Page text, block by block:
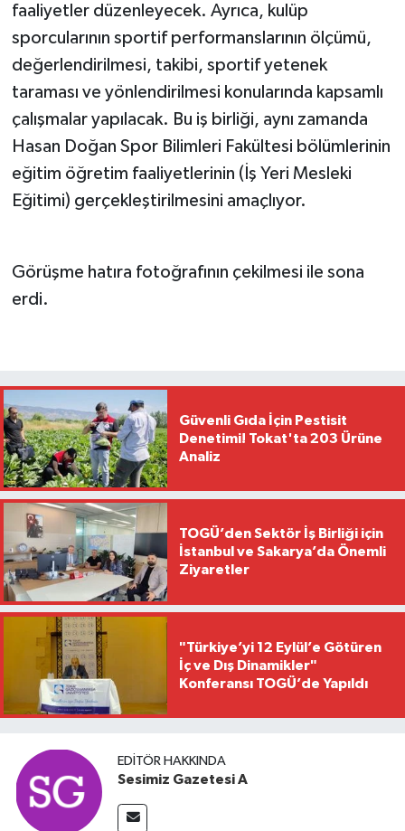
faaliyetler düzenleyecek. Ayrıca, kulüp
sporcularının sportif performanslarının ölçümü,
değerlendirilmesi, takibi, sportif yetenek
taraması ve yönlendirilmesi konularında kapsamlı
çalışmalar yapılacak. Bu iş birliği, aynı zamanda
Hasan Doğan Spor Bilimleri Fakültesi bölümlerinin
eğitim öğretim faaliyetlerinin (İş Yeri Mesleki
Eğitimi) gerçekleştirilmesini amaçlıyor.
Görüşme hatıra fotoğrafının çekilmesi ile sona
erdi.
Güvenli Gıda İçin Pestisit
Denetimi! Tokat'ta 203 Ürüne
Analiz
TOGÜ’den Sektör İş Birliği için
İstanbul ve Sakarya’da Önemli
Ziyaretler
"Türkiye’yi 12 Eylül’e Götüren
İç ve Dış Dinamikler"
Konferansı TOGÜ’de Yapıldı
EDITÖR HAKKINDA
Sesimiz Gazetesi A